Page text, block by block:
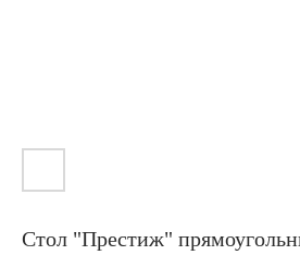
Стол "Престиж"